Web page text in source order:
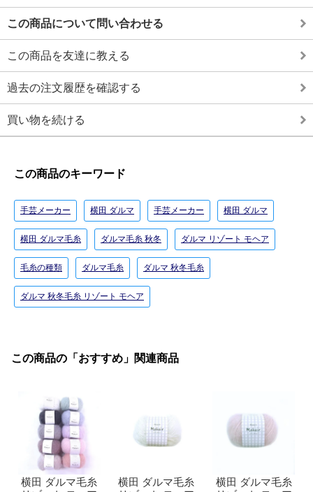
この商品について問い合わせる
この商品を友達に教える
過去の注文履歴を確認する
買い物を続ける
この商品のキーワード
手芸メーカー 横田 ダルマ 手芸メーカー 横田 ダルマ
横田 ダルマ毛糸 ダルマ毛糸 秋冬 ダルマ リゾート モヘア
毛糸の種類 ダルマ毛糸 ダルマ 秋冬毛糸
ダルマ 秋冬毛糸 リゾート モヘア
この商品の「おすすめ」関連商品
横田 ダルマ毛糸
横田 ダルマ毛糸
横田 ダルマ毛糸